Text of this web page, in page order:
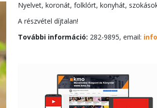
Nyelvet, koronát, folklórt, konyhát,
A részvétel díjtalan!
További információ: 282-9895, email: